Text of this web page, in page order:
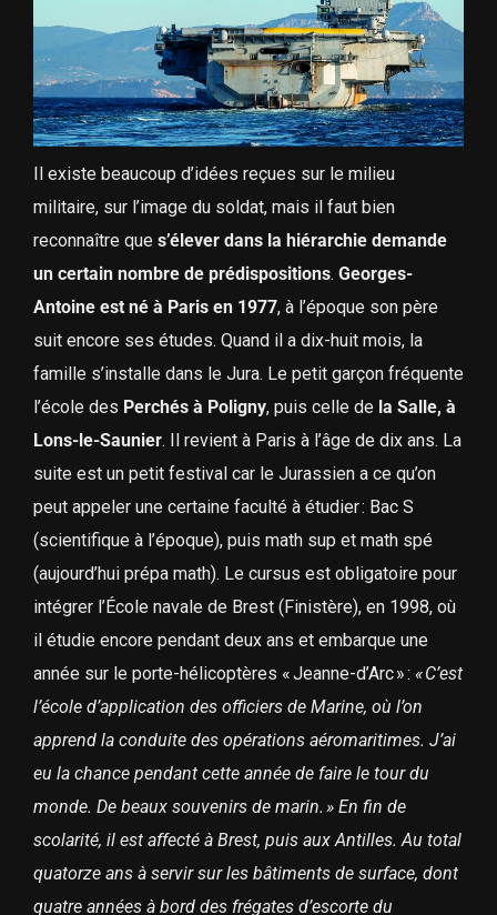
Il existe beaucoup d’idées reçues sur le milieu
militaire, sur l’image du soldat, mais il faut bien
reconnaître que s’élever dans la hiérarchie demande
un certain nombre de prédispositions. Georges-
Antoine est né à Paris en 1977, à l’époque son père
suit encore ses études. Quand il a dix-huit mois, la
famille s’installe dans le Jura. Le petit garçon fréquente
l’école des Perchés à Poligny, puis celle dela Salle, à
Lons-le-Saunier. Il revient à Paris à l’âge de dix ans. La
suite est un petit festival car le Jurassien a ce qu’on
peut appeler une certaine faculté à étudier : Bac S
(scientifique à l’époque), puis math sup et math spé
(aujourd’hui prépa math). Le cursus est obligatoire pour
intégrer l’École navale de Brest (Finistère), en 1998, où
il étudie encore pendant deux ans et embarque une
année sur le porte-hélicoptères « Jeanne-d’Arc » : « C’est
l’école d’application des officiers de Marine, où l’on
apprend la conduite des opérations aéromaritimes. J’ai
eu la chance pendant cette année de faire le tour du
monde. De beaux souvenirs de marin. » En fin de
scolarité, il est affecté à Brest, puis aux Antilles. Au total
quatorze ans à servir sur les bâtiments de surface, dont
quatre années à bord des frégates d’escorte du